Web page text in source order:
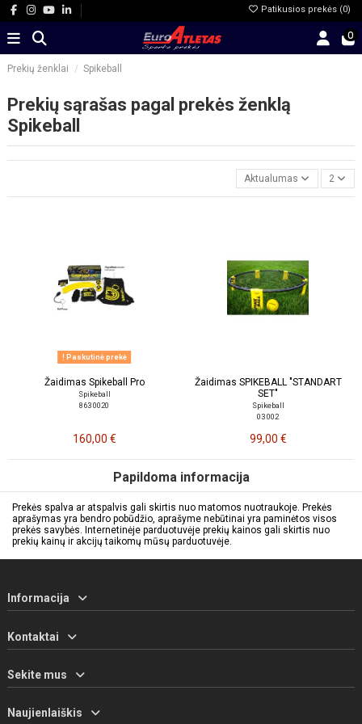
Patikusios prekės (0)
0
Prekių ženklai Spikeball
Prekių sąrašas pagal prekės ženklą
Spikeball
Aktualumas 2
Paskutinė prekė
Žaidimas Spikeball Pro
Spikeball
863 0020
160,00 €
Žaidimas SPIKEBALL "STANDART
SET"
Spikeball
03 002
99,00 €
Papildoma informacija
Prekės spalva ar atspalvis gali skirtis nuo matomos nuotraukoje. Prekės
aprašymas yra bendro pobūdžio, aprašyme nebūtinai yra paminėtos visos
prekės savybės. Internetinėje parduotuvėje prekių kainos gali skirtis nuo
prekių kainų ir akcijų taikomų mūsų parduotuvėje.
Informacija
Kontaktai
Sekite mus
Naujienlaiškis